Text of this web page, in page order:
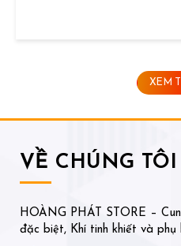
XEM
VỀ CHÚNG TÔI
HOÀNG PHÁT STORE –
đặc biệt, Khí tinh khiết và phụ